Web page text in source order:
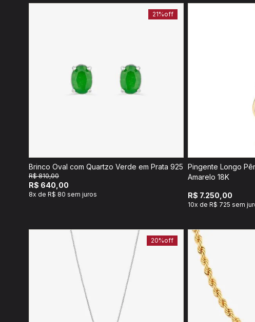
21%off
Brinco Oval com Quartzo Verde em Prata 925
R$ 810,00
R$ 640,00
8x de R$ 80 sem juros
Pingente Longo
Amarelo 18K
R$ 7.250,00
10x de R$ 725 sem
20%off